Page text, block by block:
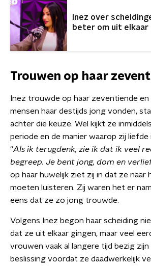
Inez over
beter om uit elkaar
Trouwen op haar
Inez trouwde op haar zeventiende en
mensen haar destijds jong vonden,
achter die keuze. Wel kijkt ze
periode en de manier waarop zij
“Als ik terugdenk, zie ik dat ik veel
begreep. Je bent jong, dom en
op haar huwelijk ziet zij in dat ze naar
moeten luisteren. Zij waren het er
eens dat ze zo jong trouwde.
Volgens Inez begon haar scheiding
dat ze uit elkaar gingen, maar veel
vrouwen vaak al langere tijd bezig zijn
beslissing voordat ze daadwerkelijk